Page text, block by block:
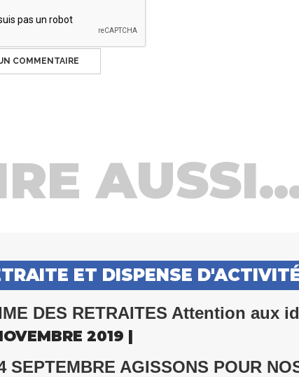
ET DISPENSE
DES RETRAITES Attention aux
2019 |
SEPTEMBRE AGISSONS POUR